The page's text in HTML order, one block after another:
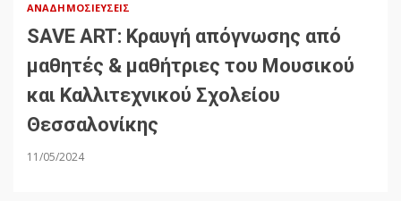
ΑΝΑΔΗΜΟΣΙΕΎΣΕΙΣ
SAVE ART: Κραυγή απόγνωσης από
μαθητές & μαθήτριες του Μουσικού
και Καλλιτεχνικού Σχολείου
Θεσσαλονίκης
11/05/2024